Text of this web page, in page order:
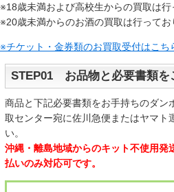
※18歳未満および高校生からの買取は行
※20歳未満からのお酒の買取は行ってお
※チケット・金券類のお買取受付はこち
STEP01 お品物と必要書類を
商品と下記必要書類をお手持ちのダン
取センター宛に佐川急便またはヤマト
い。
沖縄・離島地域からのキット不使用発
払いのみ対応可です。